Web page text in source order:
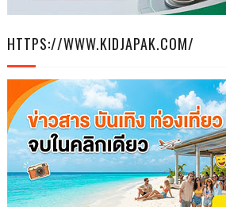
HTTPS://WWW.KIDJAPAK.COM/